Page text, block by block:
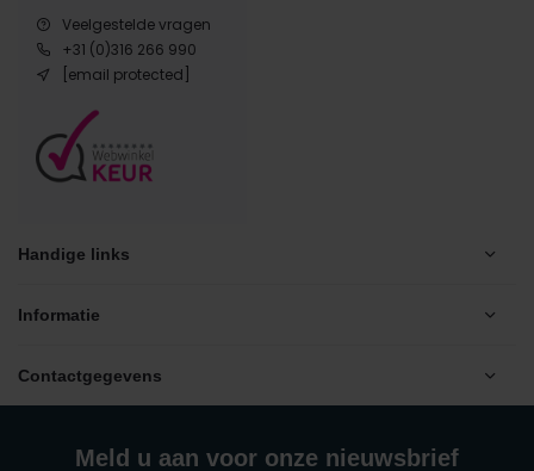
Veelgestelde vragen
+31 (0)316 266 990
[email protected]
Handige links
Informatie
Contactgegevens
Meld u aan voor onze nieuwsbrief